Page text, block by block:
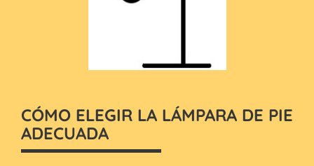
CÓMO ELEGIR LA LÁMPARA DE PIE
ADECUADA